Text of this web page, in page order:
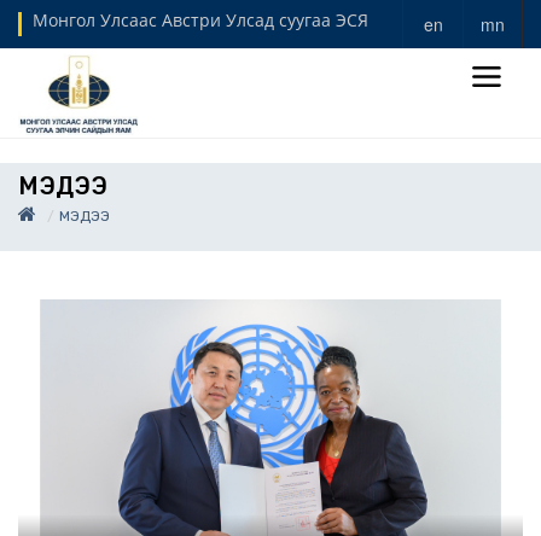
Монгол Улсаас Австри Улсад суугаа ЭСЯ en mn
МЭДЭЭ
МЭДЭЭ